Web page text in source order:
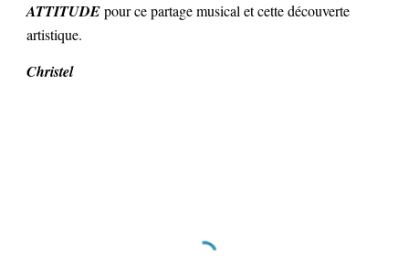
ATTITUDEpour ce partage musical et cette découverte
artistique.
Christel